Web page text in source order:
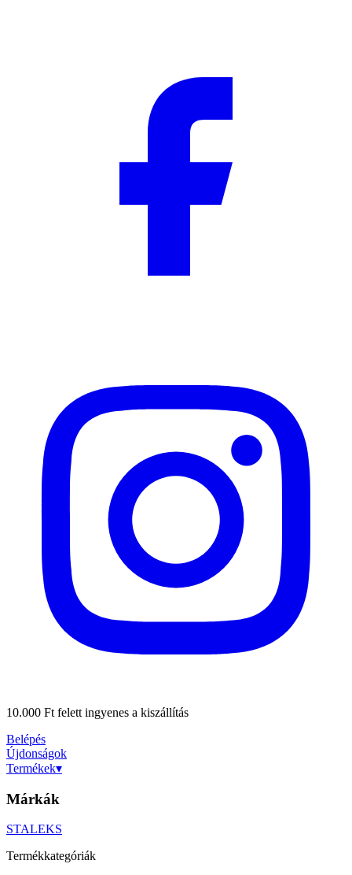
10.000 Ft felett ingyenes a kiszállítás
Belépés
Újdonságok
Termékek▾
Márkák
STALEKS
Termékkategóriák